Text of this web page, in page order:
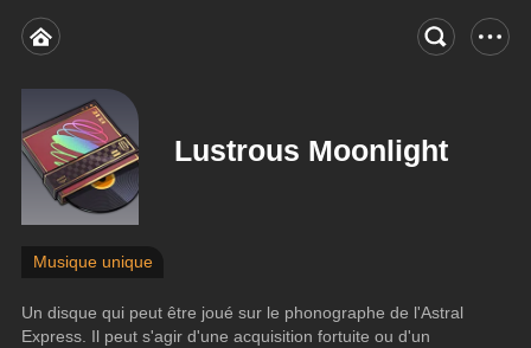
Lustrous Moonlight
Musique unique
Un disque qui peut être joué sur le phonographe de l'Astral
Express. Il peut s'agir d'une acquisition fortuite ou d'un